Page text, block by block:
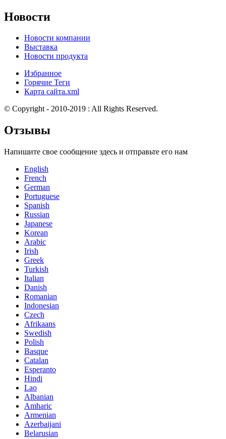
Новости
Новости компании
Выставка
Новости продукта
Избранное
Горячие Теги
Карта сайта.xml
© Copyright - 2010-2019 : All Rights Reserved.
Отзывы
Напишите свое сообщение здесь и отправьте его нам
English
French
German
Portuguese
Spanish
Russian
Japanese
Korean
Arabic
Irish
Greek
Turkish
Italian
Danish
Romanian
Indonesian
Czech
Afrikaans
Swedish
Polish
Basque
Catalan
Esperanto
Hindi
Lao
Albanian
Amharic
Armenian
Azerbaijani
Belarusian